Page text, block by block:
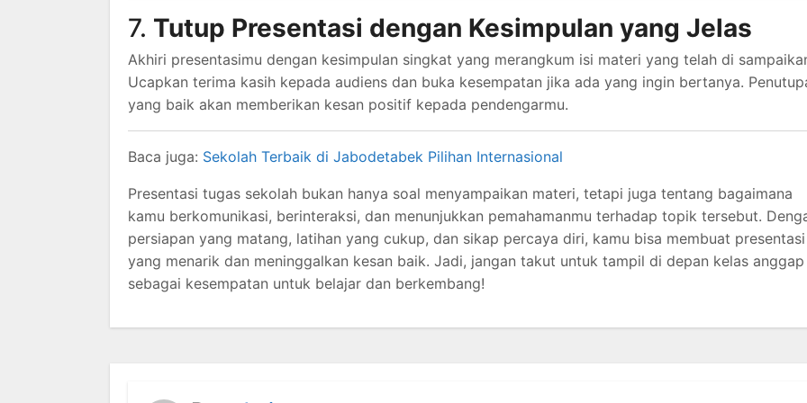
7. Tutup Presentasi dengan Kesimpulan yang Jelas
Akhiri presentasimu dengan kesimpulan singkat yang merangkum isi materi yang telah di
Ucapkan terima kasih kepada audiens dan buka kesempatan jika ada yang ingin bertanya.
yang baik akan memberikan kesan positif kepada pendengarmu.
Baca juga: Sekolah Terbaik di Jabodetabek Pilihan Internasional
Presentasi tugas sekolah bukan hanya soal menyampaikan materi, tetapi juga tentang bagaimana
kamu berkomunikasi, berinteraksi, dan menunjukkan pemahamanmu terhadap topik tersebut.
persiapan yang matang, latihan yang cukup, dan sikap percaya diri, kamu bisa membuat presentasi
yang menarik dan meninggalkan kesan baik. Jadi, jangan takut untuk tampil di depan kelas anggap
sebagai kesempatan untuk belajar dan berkembang!